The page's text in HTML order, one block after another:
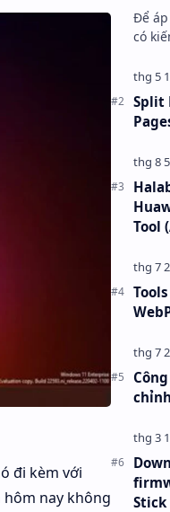
đi kèm với
nay không
Để
có
tính “
Split
Stick